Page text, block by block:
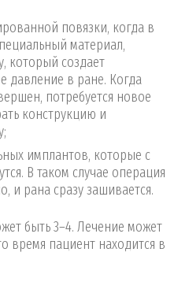
повязки, когда в
материал,
который создает
давление в ране. Когда
потребуется новое
конструкцию и
имплантов, которые с
В таком случае операция
и рана сразу зашивается.
быть 3–4. Лечение может
время пациент находится в